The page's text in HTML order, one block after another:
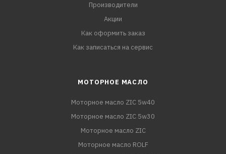
Производители
Акции
Как оформить заказ
Как записаться на сервис
МОТОРНОЕ МАСЛО
Моторное масло ZIC 5w40
Моторное масло ZIC 5w30
Моторное масло ZIC
Моторное масло ROLF